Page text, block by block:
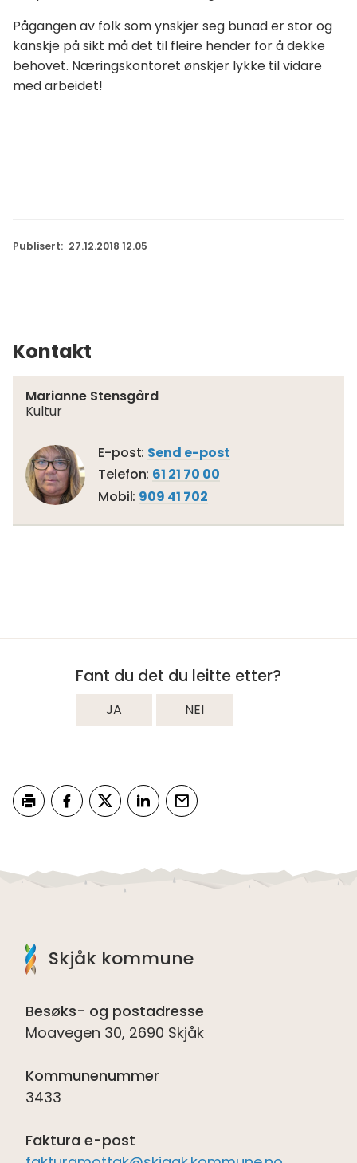
Pågangen av folk som ynskjer seg bunad er stor og
kanskje på sikt må det til fleire hender for å dekke
behovet. Næringskontoret ønskjer lykke til vidare
med arbeidet!
Publisert 27.12.2018 12.05
Kontakt
Marianne Stensgård
Kultur
E-post Send e-postTil
Telefon 61 21 70 00
Mobil 909 41 702
Fant du det du leitte etter?
JA NEI
Skjåk kommune
Besøks- og postadresse
Moavegen 30, 2690 Skjåk
Kommunenummer
3433
Faktura e-post